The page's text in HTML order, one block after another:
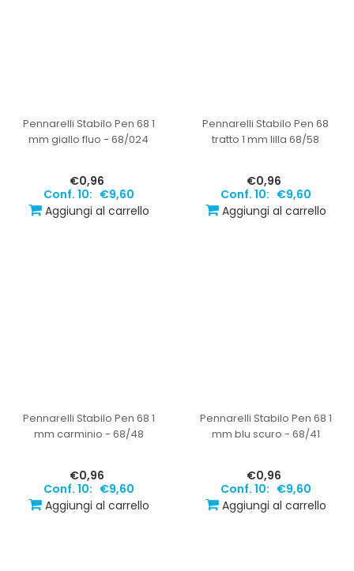
Pennarelli Stabilo Pen 68 1
mm giallo fluo - 68/024
€0,96
Conf. 10: €9,60
Aggiungi al carrello
Pennarelli Stabilo Pen 68
tratto 1 mm lilla 68/58
€0,96
Conf. 10: €9,60
Aggiungi al carrello
Pennarelli Stabilo Pen 68 1
mm carminio - 68/48
€0,96
Conf. 10: €9,60
Aggiungi al carrello
Pennarelli Stabilo Pen 68 1
mm blu scuro - 68/41
€0,96
Conf. 10: €9,60
Aggiungi al carrello